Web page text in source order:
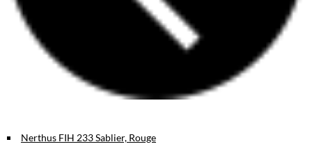
Nerthus FIH 233 Sablier, Rouge